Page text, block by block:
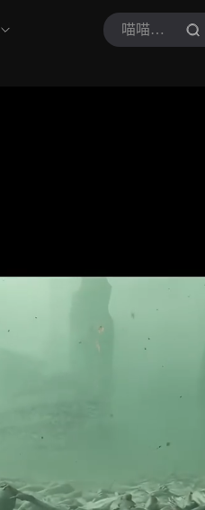
喵喵喵游戏屋